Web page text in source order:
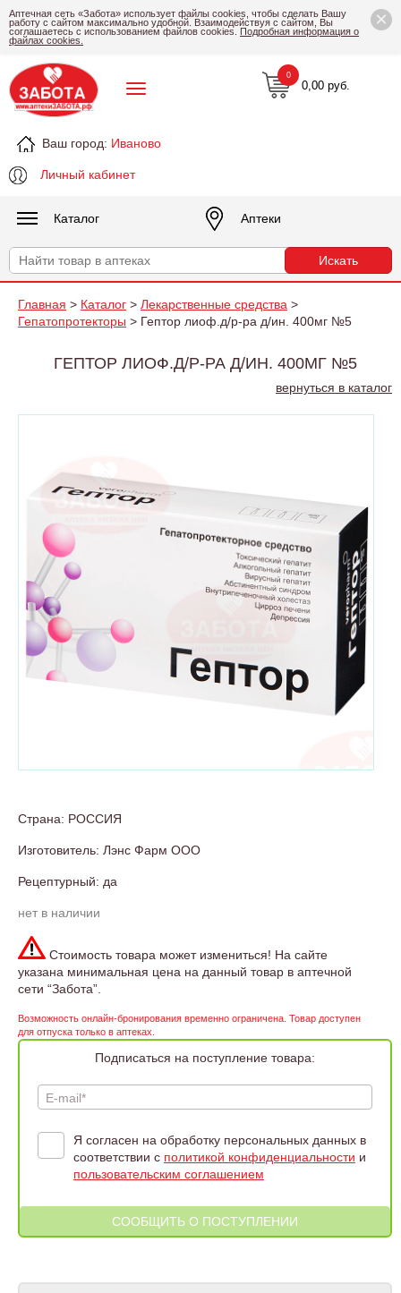
×
Аптечная сеть «Забота» использует файлы cookies, чтобы сделать Вашу
работу с сайтом максимально удобной. Взаимодействуя с сайтом, Вы
соглашаетесь с использованием файлов cookies. Подробная информация о
файлах cookies.
Ваш город: Иваново
Личный кабинет
0,00 руб.
0
Каталог Аптеки
Главная > Каталог > Лекарственные средства >
Гепатопротекторы > Гептор лиоф.д/р-ра д/ин. 400мг №5
ГЕПТОР ЛИОФ.Д/Р-РА Д/ИН. 400МГ №5
вернуться в каталог
Страна: РОССИЯ
Изготовитель: Лэнс Фарм ООО
Рецептурный: да
нет в наличии
Стоимость товара может измениться! На сайте
указана минимальная цена на данный товар в аптечной
сети “Забота”.
Возможность онлайн-бронирования временно ограничена. Товар доступен
для отпуска только в аптеках.
Подписаться на поступление товара:
E-mail*
Я согласен на обработку персональных данных в
соответствии с политикой конфиденциальности и
пользовательским соглашением